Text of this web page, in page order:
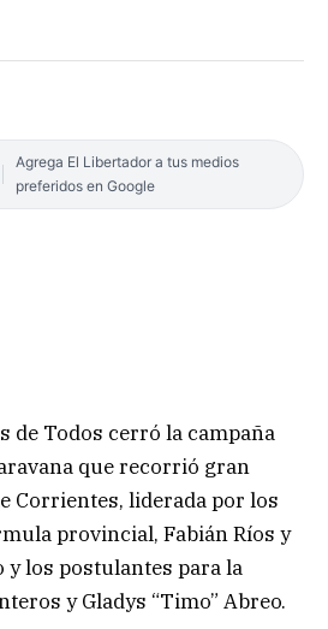
Agrega El Libertador a tus medios
preferidos en Google
de Todos cerró la campaña
que recorrió gran
Corrientes, liderada por los
provincial, Fabián Ríos y
los postulantes para la
y Gladys “Timo” Abreo.